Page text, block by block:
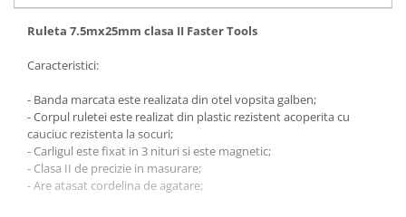
Accesorii pentru prelucrare
ceramica
Carote pentru ceramica
Dischete pentru slefuire ceramica
Carote HSS
Carote si accesorii pentru zidarie
Freze pentru gaurire lemn si gips
carton
Ruleta 7.5mx25mm clasa II Faster Tools
Caracteristici:
- Banda marcata este realizata din otel vopsita galben;
- Corpul ruletei este realizat din plastic rezistent acoperita cu
cauciuc rezistenta la socuri;
- Carligul este fixat in 3 nituri si este magnetic;
- Clasa II de precizie in masurare;
- Are atasat cordelina de agatare;